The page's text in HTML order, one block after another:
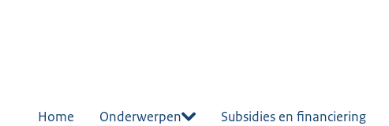
Home Onderwerpen Subsidies en financiering